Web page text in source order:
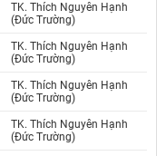
TK. Thích Nguyên Hạnh
(Đức Trường)
TK. Thích Nguyên Hạnh
(Đức Trường)
TK. Thích Nguyên Hạnh
(Đức Trường)
TK. Thích Nguyên Hạnh
(Đức Trường)